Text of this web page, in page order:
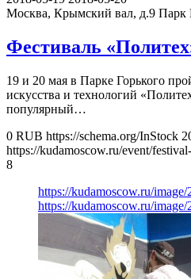
Москва, Крымский вал, д.9 Парк
Фестиваль
19 и 20 мая в Парке Горького
искусства и технологий
популярный…
0 RUB https://schema.org/InStock
https://kudamoscow.ru/event/
8
https://kudamoscow.ru/
https://kudamoscow.ru/